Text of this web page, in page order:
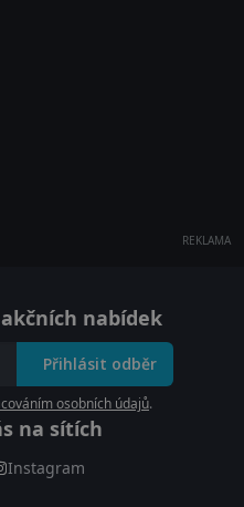
REKLAMA
nabídek
Přihlásit odběr
osobních údajů.
na sítích
Instagram